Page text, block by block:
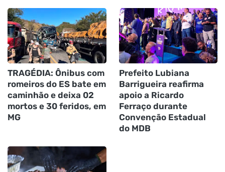
TRAGÉDIA: Ônibus com
romeiros do ES bate em
caminhão e deixa 02
mortos e 30 feridos, em
MG
Prefeito Lubiana
Barrigueira reafirma
apoio a Ricardo
Ferraço durante
Convenção Estadual
do MDB